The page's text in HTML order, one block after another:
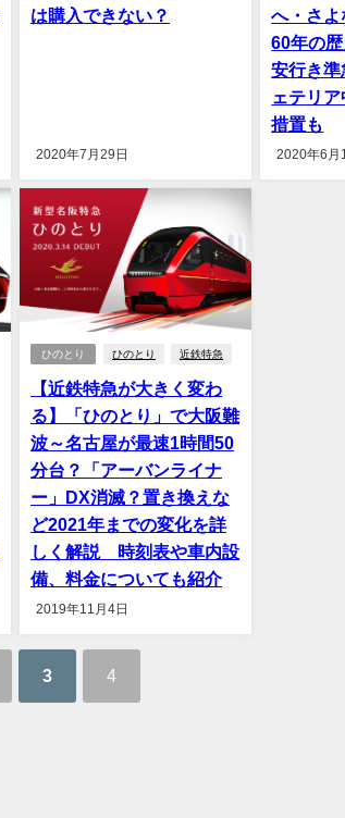
は購入できない？
2020年7月29日
へ・さ
60年の
安行き準
ェテリ
措置も
2020年6月
ひのとり ひのとり 近鉄特急
【近鉄特急が大きく変わ
る】「ひのとり」で大阪難
波～名古屋が最速1時間50
分台？「アーバンライナ
ー」DX消滅？置き換えな
ど2021年までの変化を詳
しく解説 時刻表や車内設
備、料金についても紹介
2019年11月4日
3 4